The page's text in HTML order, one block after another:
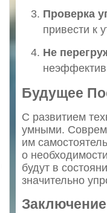
Проверка
привести к
Не
Будущее
С развитием
умными.
им
о
будут в
значительно
Заключение